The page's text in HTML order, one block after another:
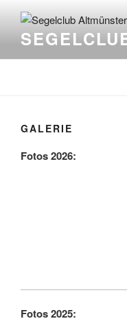
Inhalt
springen
GALERIE
Fotos 2026:
Fotos 2025: